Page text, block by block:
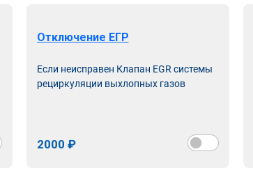
Отключение ЕГР
Если неисправен Клапан EGR системы
рециркуляции выхлопных газов
2000 ₽